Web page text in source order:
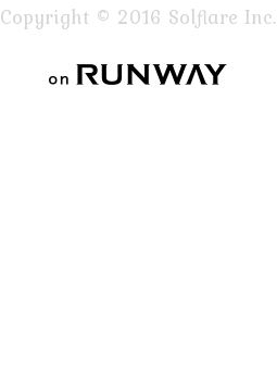
Copyright © 2016 Solflare Inc.